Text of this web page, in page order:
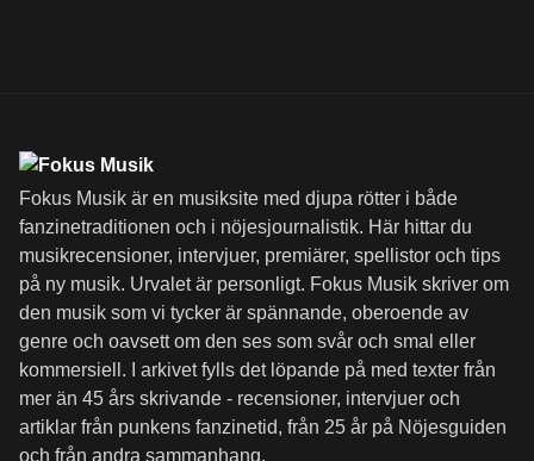
Fokus Musik är en musiksite med djupa rötter i både
fanzinetraditionen och i nöjesjournalistik. Här hittar du
musikrecensioner, intervjuer, premiärer, spellistor och tips
på ny musik. Urvalet är personligt. Fokus Musik skriver om
den musik som vi tycker är spännande, oberoende av
genre och oavsett om den ses som svår och smal eller
kommersiell. I arkivet fylls det löpande på med texter från
mer än 45 års skrivande - recensioner, intervjuer och
artiklar från punkens fanzinetid, från 25 år på Nöjesguiden
och från andra sammanhang.